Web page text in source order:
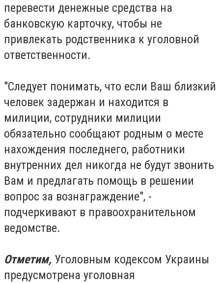
перевести денежные средства на
банковскую карточку, чтобы не
привлекать родственника к уголовной
ответственности.
"Следует понимать, что если Ваш близкий
человек задержан и находится в
милиции, сотрудники милиции
обязательно сообщают родным о месте
нахождения последнего, работники
внутренних дел никогда не будут звонить
Вам и предлагать помощь в решении
вопрос за вознаграждение", -
подчеркивают в правоохранительном
ведомстве.
Отметим, Уголовным кодексом Украины
предусмотрена уголовная